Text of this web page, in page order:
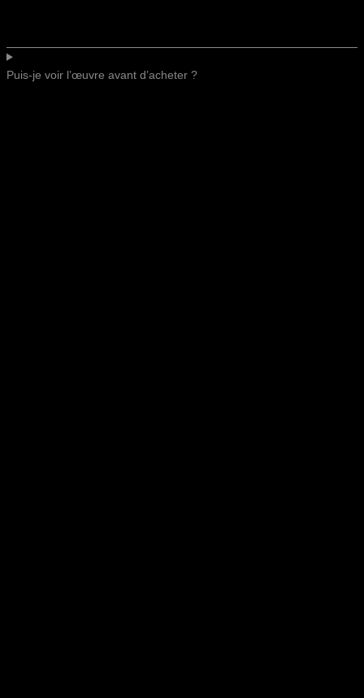
Puis-je voir l’œuvre avant d’acheter ?